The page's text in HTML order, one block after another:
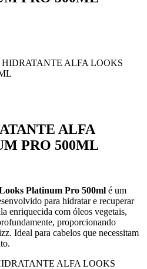
ALFA LOOKS
ALFA
PRO 500ML
Platinum Pro 500ml é um
para hidratar e recuperar
enriquecida com óleos vegetais,
proporcionando
Ideal para cabelos que necessitam
ALFA LOOKS